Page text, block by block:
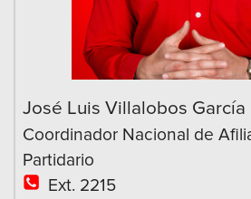
José Luis Villalobos García
Coordinador Nacional de
Partidario
Ext. 2215